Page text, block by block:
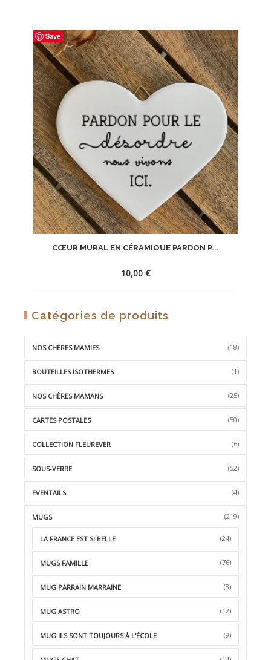
Save
CŒUR MURAL EN CÉRAMIQUE PARDON P...
10,00 €
Catégories de produits
NOS CHÈRES MAMIES (18)
BOUTEILLES ISOTHERMES (1)
NOS CHÈRES MAMANS (25)
CARTES POSTALES (50)
COLLECTION FLEUREVER (6)
SOUS-VERRE (52)
EVENTAILS (4)
MUGS (219)
LA FRANCE EST SI BELLE (24)
MUGS FAMILLE (76)
MUG PARRAIN MARRAINE (8)
MUG ASTRO (12)
MUG ILS SONT TOUJOURS À L'ÉCOLE (9)